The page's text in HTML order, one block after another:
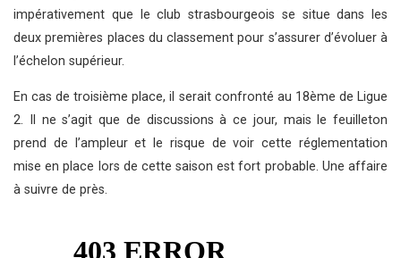
impérativement que le club strasbourgeois se situe dans les
deux premières places du classement pour s’assurer d’évoluer à
l’échelon supérieur.
En cas de troisième place, il serait confronté au 18ème de Ligue
2. Il ne s’agit que de discussions à ce jour, mais le feuilleton
prend de l’ampleur et le risque de voir cette réglementation
mise en place lors de cette saison est fort probable. Une affaire
à suivre de près.